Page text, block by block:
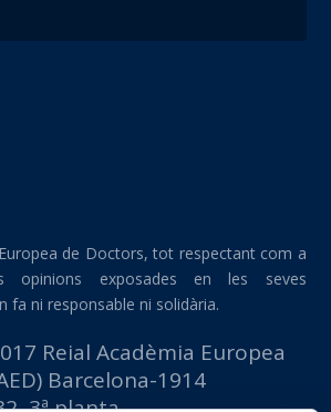
de Doctors, tot respectant com a
opinions exposades en les seves
fa ni responsable ni solidària.
Reial Acadèmia Europea
Barcelona-1914